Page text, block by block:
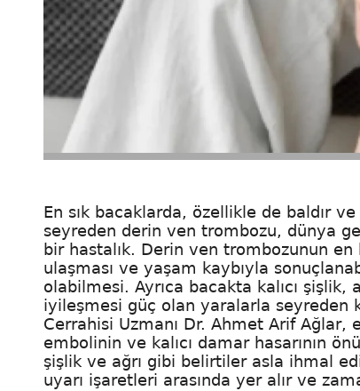
En sık bacaklarda, özellikle de baldır
seyreden derin ven trombozu, dünya
bir hastalık. Derin ven trombozunun en
ulaşması ve yaşam kaybıyla
olabilmesi. Ayrıca bacakta kalıcı
iyileşmesi güç olan yaralarla seyreden
Cerrahisi Uzmanı Dr. Ahmet Arif
embolinin ve kalıcı damar hasarının
şişlik ve ağrı gibi belirtiler asla ihmal
uyarı işaretleri arasında yer alır ve